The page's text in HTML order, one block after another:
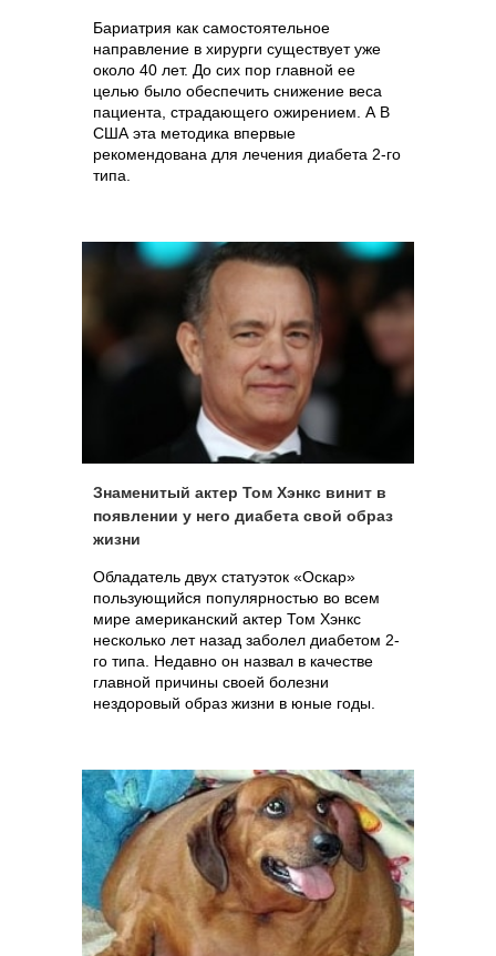
Бариатрия как самостоятельное
направление в хирурги существует уже
около 40 лет. До сих пор главной ее
целью было обеспечить снижение веса
пациента, страдающего ожирением. А В
США эта методика впервые
рекомендована для лечения диабета 2-го
типа.
Знаменитый актер Том Хэнкс винит в
появлении у него диабета свой образ
жизни
Обладатель двух статуэток «Оскар»
пользующийся популярностью во всем
мире американский актер Том Хэнкс
несколько лет назад заболел диабетом 2-
го типа. Недавно он назвал в качестве
главной причины своей болезни
нездоровый образ жизни в юные годы.